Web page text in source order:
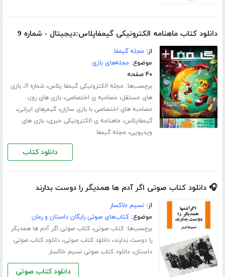
دانلود کتاب ماهنامه الکترونیکی گیمفاپلاس:دیجیتال - شماره 9
از: مجله گیمفا
موضوع: مجله‌های بازی
۴۰ صفحه
برچسب‌ها: مجله الکترونیکی گیمفا پلاس،شماره 9 ،بازی
های مستقل، مصاحبه ی اختصاصی،بازی های روز،
مصاحبه های اختصاصی با بازی سازان،گیمرهای ایرانی،
گیمفاپلاس، ماهنامه ی الکترونیکی خبری،بازی های
ویدیویی، مجله گیمفا
دانلود کتاب
🎧 دانلود کتاب صوتی اگر آدم ها همدیگر را دوست بدارند
از:نسیم خاکسار
موضوع:کتاب‌های صوتی رایگان داستان و رمان
برچسب‌ها:کتاب صوتی،کتاب صوتی اگر آدم ها همدیگر
را دوست بدارند،دانلود کتاب صوتی،دانلود کتاب صوتی
داستان،دانلود کتاب صوتی نسیم خاکسار
دانلود کتاب صوتی